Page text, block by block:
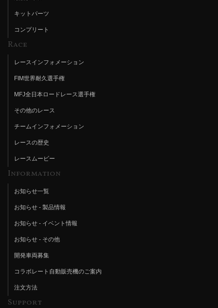
キットパーツ
コンプリート
Race
レースインフォメーション
FIM世界耐久選手権
MFJ全日本ロードレース選手権
その他のレース
チームインフォメーション
レースの歴史
レースムービー
Information
お知らせ一覧
お知らせ - 製品情報
お知らせ - イベント情報
お知らせ - その他
開発車両募集
コラボレート自動販売機のご案内
注文方法
Support